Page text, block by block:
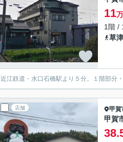
11
1階 /
草
近江鉄道・水口石橋駅より５分。１階部分
店舗 甲賀
甲賀